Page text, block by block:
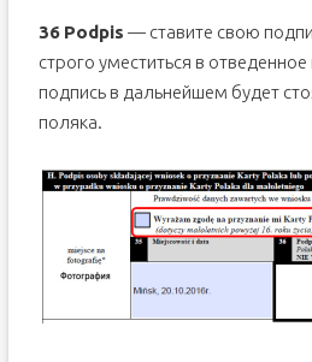
36 Podpis — ставите свою
строго уместиться в
подпись в дальнейшем будет
поляка.